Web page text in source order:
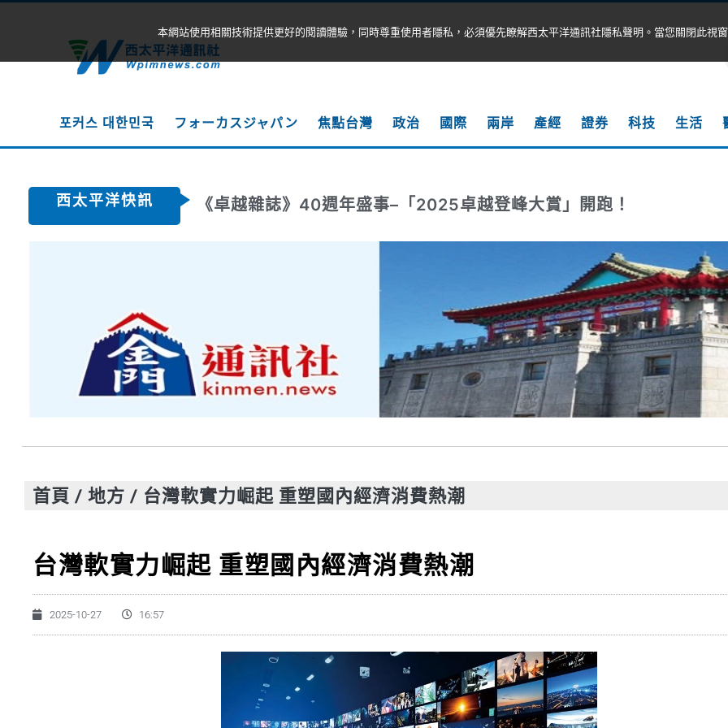
포커스 대한민국 フォーカスジャパン 焦點台灣 政治 國際 兩岸 產經 證券 科技 生活
西太平洋快訊 《卓越雜誌》40週年盛事–「2025卓越登峰大賞」開跑！
首頁 / 地方 / 台灣軟實力崛起 重塑國內經濟消費熱潮
台灣軟實力崛起 重塑國內經濟消費熱潮
2025-10-27 16:57
本網站使用相關技術提供更好的閱讀體驗，同時尊重使用者隱私，必須優先瞭解西太平洋通訊社隱私聲明。當您關閉此視